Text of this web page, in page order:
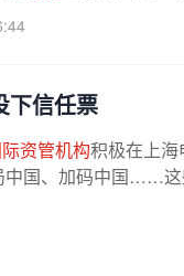
下信任票
资管机构积极在上
中国、加码中国……